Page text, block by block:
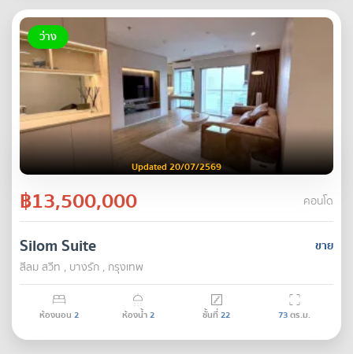
ว่าง
Updated 20/07/2569
฿13,500,000 คอนโด
ขาย
Silom Suite
สีลม สวีท , บางรัก , กรุงเทพ
ห้องนอน 2 ห้องน้ำ2 ชั้นที่22 73ตร.ม.